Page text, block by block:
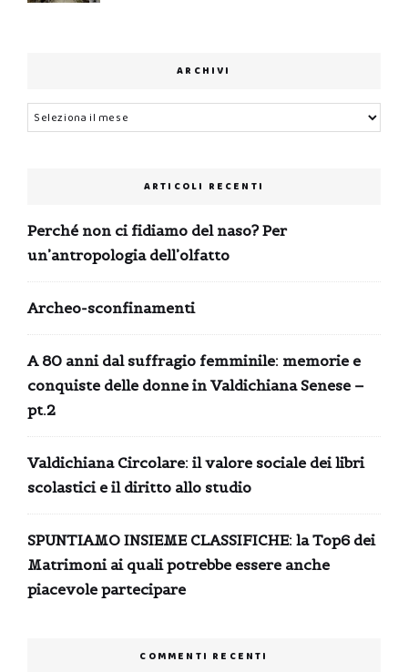
ARCHIVI
Archivi
ARTICOLI RECENTI
Perché non ci fidiamo del naso? Per
un’antropologia dell’olfatto
Archeo-sconfinamenti
A 80 anni dal suffragio femminile: memorie e
conquiste delle donne in Valdichiana Senese –
pt.2
Valdichiana Circolare: il valore sociale dei libri
scolastici e il diritto allo studio
SPUNTIAMO INSIEME CLASSIFICHE: la Top6 dei
Matrimoni ai quali potrebbe essere anche
piacevole partecipare
COMMENTI RECENTI